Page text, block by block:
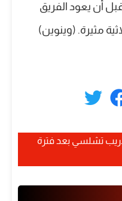
أن يعود الفريق
مثيرة. (وينوين)
تشلسي بعد فترة